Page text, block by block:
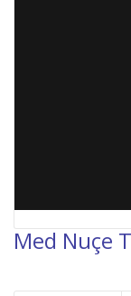
Med Nuçe